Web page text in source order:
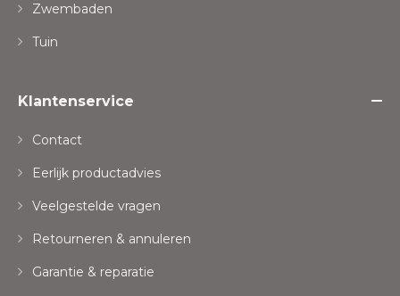
Zwembaden
Tuin
Klantenservice
Contact
Eerlijk productadvies
Veelgestelde vragen
Retourneren & annuleren
Garantie & reparatie